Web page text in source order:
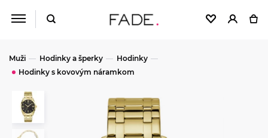
Muži Hodinky a šperky
Hodinky
Hodinky s kovovým náramkom